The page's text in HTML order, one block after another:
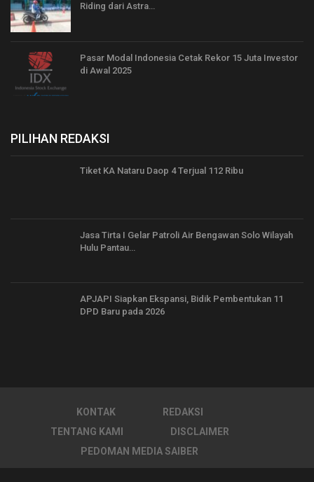
Riding dari Astra…
Pasar Modal Indonesia Cetak Rekor 15 Juta Investor
di Awal 2025
PILIHAN REDAKSI
Tiket KA Nataru Daop 4 Terjual 112 Ribu
Jasa Tirta I Gelar Patroli Air Bengawan Solo Wilayah
Hulu Pantau…
APJAPI Siapkan Ekspansi, Bidik Pembentukan 11
DPD Baru pada 2026
KONTAK
REDAKSI
TENTANG KAMI
DISCLAIMER
PEDOMAN MEDIA SAIBER